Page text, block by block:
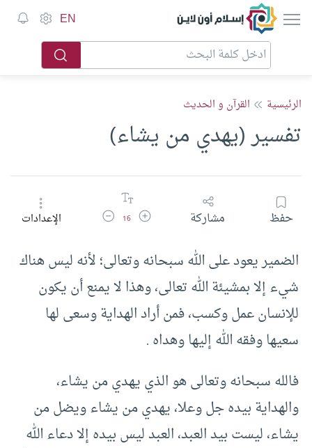
إسلام أون لاين EN
الرئيسية القرآن و الحديث
تفسير (يهدي من يشاء)
حفظ مشاركة زيادة حجم الخط
16 تقليل حجم الخطالإعدادات
الضمير يعود على الله سبحانه وتعالى؛ لأنه ليس هناك
شيء إلا بمشيئة الله تعالى، وهذا لا يمنع أن يكون
للإنسان عمل وكسب، فمن أراد الهداية وسعى لها
سعيها وفقه الله إليها وهداه .
فالله سبحانه وتعالى هو الذي يهدي من يشاء،
والهداية بيده جل وعلا، يهدي من يشاء ويضل من
يشاء، ليست بيد العبد، العبد ليس بيده إلا دعاء الله